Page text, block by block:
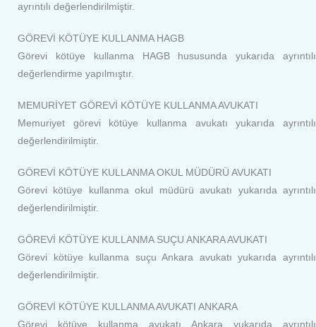
ayrıntılı değerlendirilmiştir.
GÖREVİ KÖTÜYE KULLANMA HAGB
Görevi kötüye kullanma HAGB hususunda yukarıda ayrıntılı
değerlendirme yapılmıştır.
MEMURİYET GÖREVİ KÖTÜYE KULLANMA AVUKATI
Memuriyet görevi kötüye kullanma avukatı yukarıda ayrıntılı
değerlendirilmiştir.
GÖREVİ KÖTÜYE KULLANMA OKUL MÜDÜRÜ AVUKATI
Görevi kötüye kullanma okul müdürü avukatı yukarıda ayrıntılı
değerlendirilmiştir.
GÖREVİ KÖTÜYE KULLANMA SUÇU ANKARA AVUKATI
Görevi kötüye kullanma suçu Ankara avukatı yukarıda ayrıntılı
değerlendirilmiştir.
GÖREVİ KÖTÜYE KULLANMA AVUKATI ANKARA
Görevi kötüye kullanma avukatı Ankara yukarıda ayrıntılı